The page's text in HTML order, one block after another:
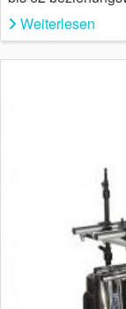
Weiterlesen